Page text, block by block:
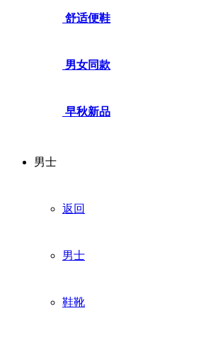
舒适便鞋
男女同款
早秋新品
男士
返回
男士
鞋靴